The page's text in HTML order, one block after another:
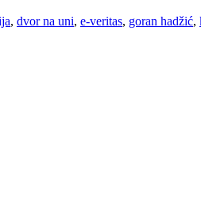
, dvor na uni, e-veritas, goran hadžić,